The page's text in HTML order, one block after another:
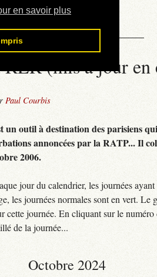
en savoir plus
RER (mis à jour
Paul Courbis
un outil à destination des parisiens
annoncées par la RATP... Il
2006.
jour du calendrier, les journées
les journées normales sont en vert. Le
cette journée. En cliquant sur le
de la journée...
Octobre 2024